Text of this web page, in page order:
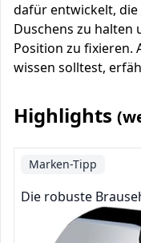
dafür entwickelt,
Duschens zu halten
Position zu fixieren.
wissen solltest,
Highlights
Marken-Tipp
Die robuste